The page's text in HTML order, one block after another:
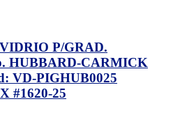
P/GRAD.
HUBBARD-CARMICK
VD-PIGHUB0025
#1620-25